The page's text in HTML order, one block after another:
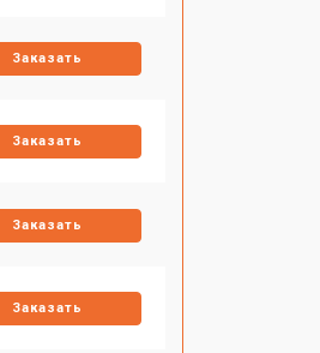
Заказать
Заказать
Заказать
Заказать